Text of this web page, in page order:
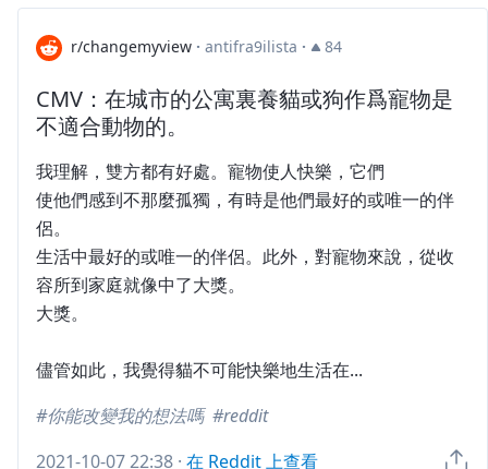
r/changemyview · antifra9ilista · 84
CMV：在城市的公寓裏養貓或狗作爲寵物是
不適合動物的。
我理解，雙方都有好處。寵物使人快樂，它們
使他們感到不那麼孤獨，有時是他們最好的或唯一的伴
侶。
生活中最好的或唯一的伴侶。此外，對寵物來說，從收
容所到家庭就像中了大獎。
大獎。
儘管如此，我覺得貓不可能快樂地生活在...
你能改變我的想法嗎
reddit
2021-10-07 22:38 · 在 Reddit 上查看